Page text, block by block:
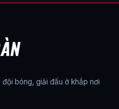
bóng, giải đấu ở khắp nơi